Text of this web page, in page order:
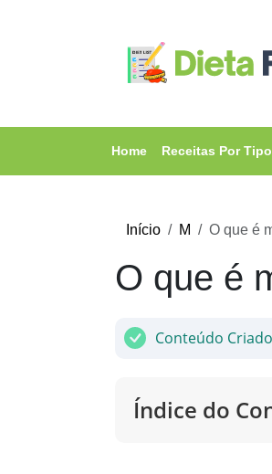
Home Receitas Por Tipo
Início M O que é
O que é
Conteúdo
Índice do